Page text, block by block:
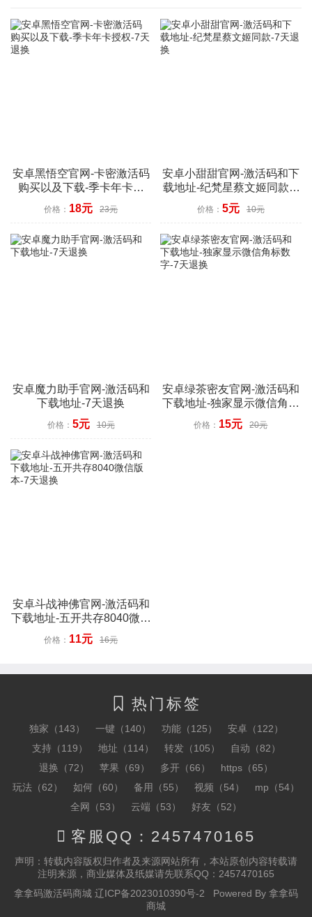
安卓黑悟空官网-卡密激活码
购买以及下载-季卡年卡授
权-7天退换
价格： 18元 23元
安卓小甜甜官网-激活码和下
载地址-纪梵星蔡文姬同款-7
天退换
价格： 5元 10元
安卓魔力助手官网-激活码和
下载地址-7天退换
价格： 5元 10元
安卓绿茶密友官网-激活码和
下载地址-独家显示微信角标
数字-7天退换
价格： 15元 20元
安卓斗战神佛官网-激活码和
下载地址-五开共存8040微信
版本-7天退换
价格： 11元 16元
 热门标签
独家（143） 一键（140） 功能（125）
安卓（122）
支持（119）
地址（114） 转发（105）
自动（82）
退换（72）
苹果（69） 多开（66）
https（65）
玩法（62）
如何（60） 备用（55） 视频（54）
mp（54）
全网（53）
云端（53） 好友（52）
 客服QQ：2457470165
声明：转载内容版权归作者及来源网站所有，本站原创内容转载请
注明来源，商业媒体及纸媒请先联系QQ：2457470165
拿拿码激活码商城 辽ICP备2023010390号-2 Powered By 拿拿码
商城